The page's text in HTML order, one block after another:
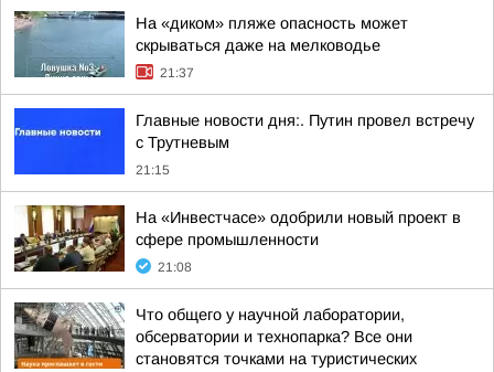
На «диком» пляже опасность может
скрываться даже на мелководье
21:37
Главные новости дня:. Путин провел встречу
с Трутневым
21:15
На «Инвестчасе» одобрили новый проект в
сфере промышленности
21:08
Что общего у научной лаборатории,
обсерватории и технопарка? Все они
становятся точками на туристических